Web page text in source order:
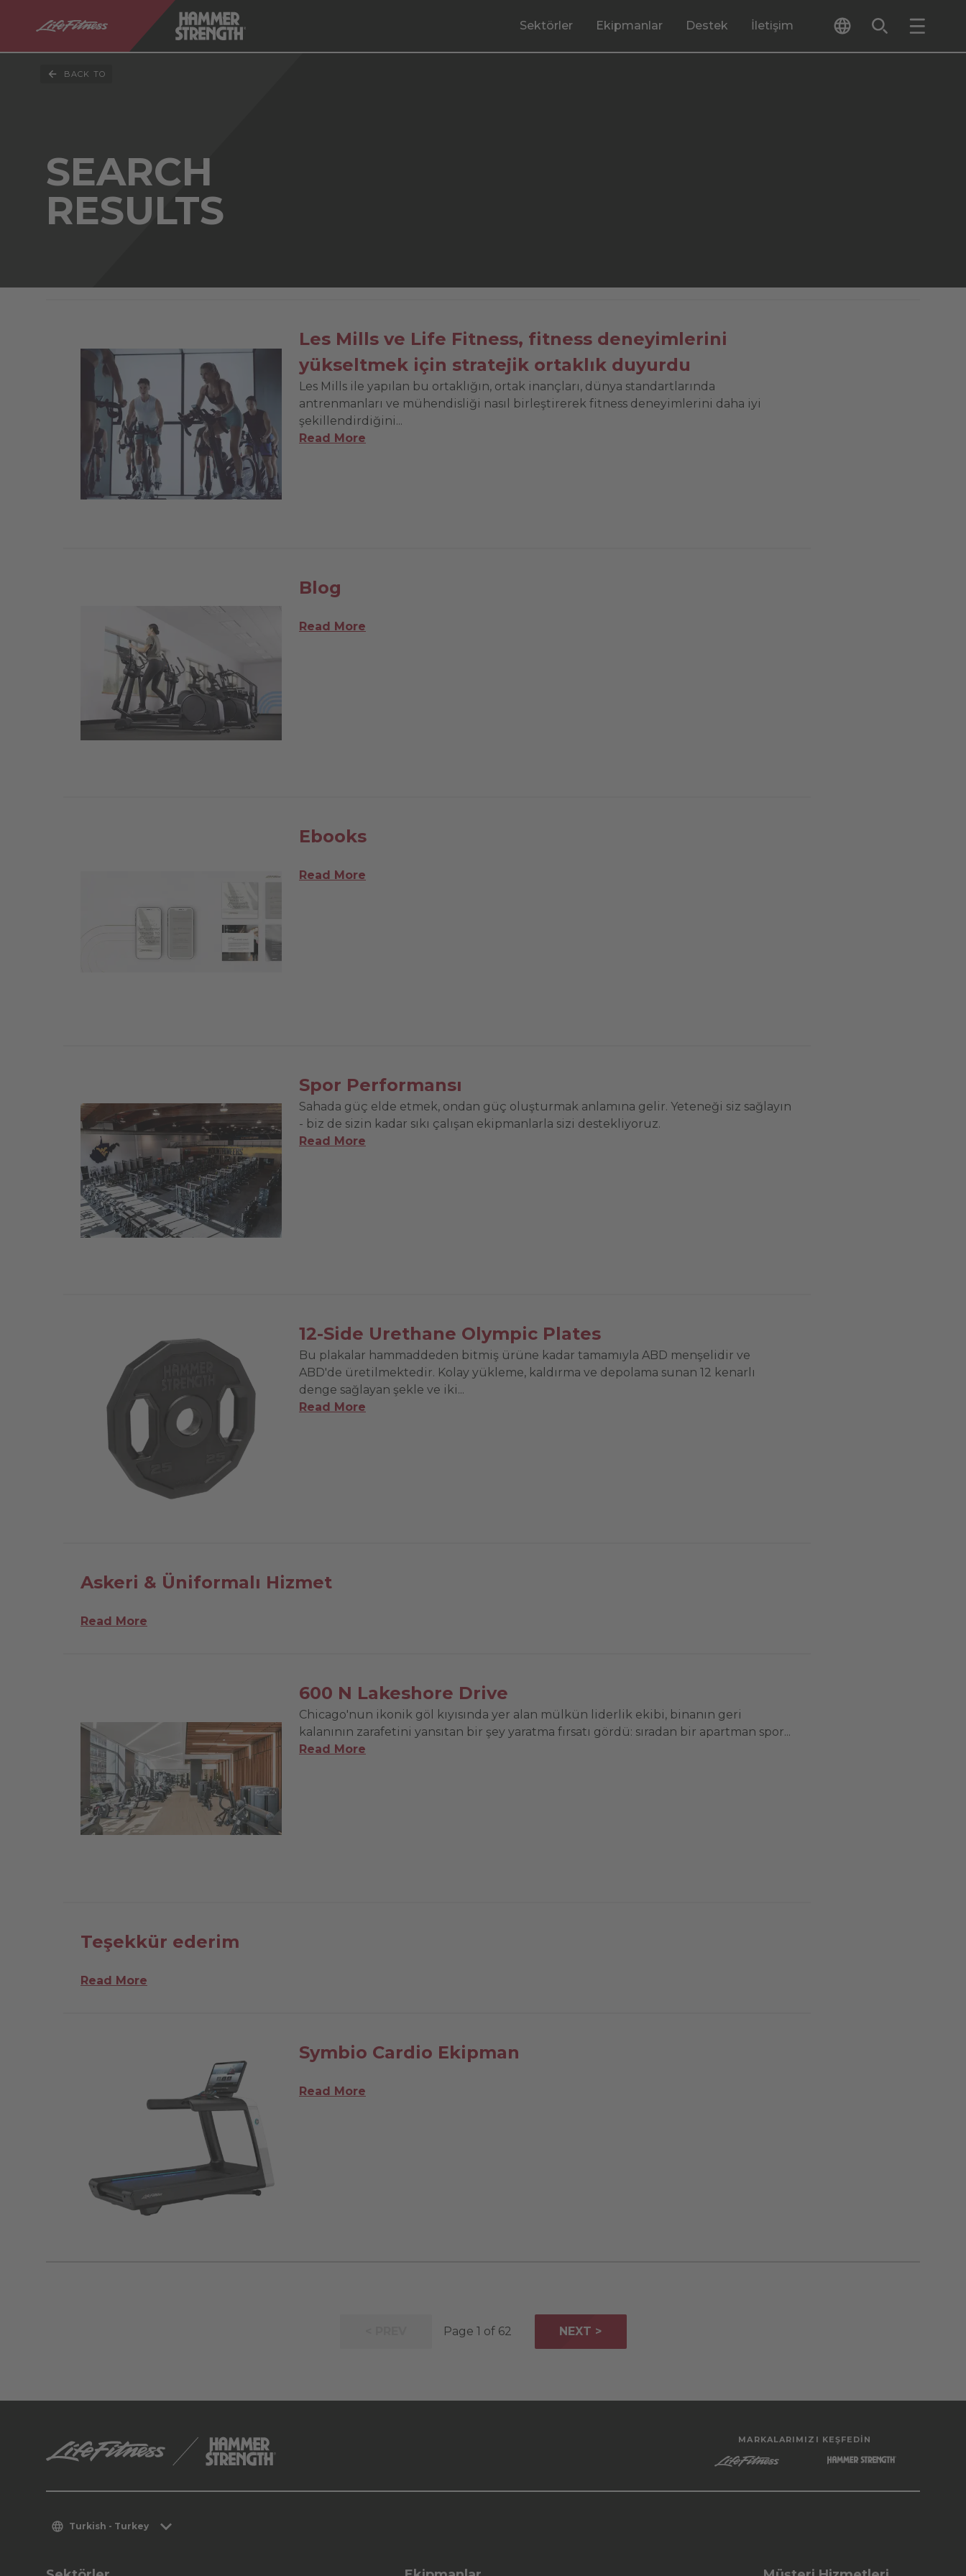
Sektörler Ekipmanlar Destek İletişim
BACK TO
SEARCH
RESULTS
Les Mills ve Life Fitness, fitness deneyimlerini
yükseltmek için stratejik ortaklık duyurdu
Les Mills ile yapılan bu ortaklığın, ortak inançları, dünya standartlarında
antrenmanları ve mühendisliği nasıl birleştirerek fitness deneyimlerini daha iyi
şekillendirdiğini...
Read More
Blog
Read More
Ebooks
Read More
Spor Performansı
Sahada güç elde etmek, ondan güç oluşturmak anlamına gelir. Yeteneği siz sağlayın
- biz de sizin kadar sıkı çalışan ekipmanlarla sizi destekliyoruz.
Read More
12-Side Urethane Olympic Plates
Bu plakalar hammaddeden bitmiş ürüne kadar tamamıyla ABD menşelidir ve
ABD'de üretilmektedir. Kolay yükleme, kaldırma ve depolama sunan 12 kenarlı
denge sağlayan şekle ve iki...
Read More
Askeri & Üniformalı Hizmet
Read More
600 N Lakeshore Drive
Chicago'nun ikonik göl kıyısında yer alan mülkün liderlik ekibi, binanın geri
kalanının zarafetini yansıtan bir şey yaratma fırsatı gördü: sıradan bir apartman spor...
Read More
Teşekkür ederim
Read More
Symbio Cardio Ekipman
Read More
Page 1 of 62 NEXT >
MARKALARIMIZI KEŞFEDIN
Turkish - Turkey